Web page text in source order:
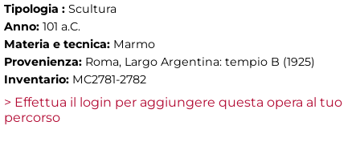
Tipologia : Scultura
Anno: 101 a.C.
Materia e tecnica: Marmo
Provenienza: Roma, Largo Argentina: tempio B (1925)
Inventario: MC2781-2782
> Effettua il login per aggiungere questa opera al tuo
percorso